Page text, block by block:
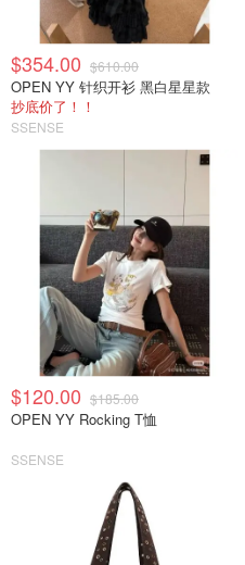
$354.00 $610.00
OPEN YY 针织开衫 黑白星星款
抄底价了！！
SSENSE
$120.00 $185.00
OPEN YY Rocking T恤
SSENSE